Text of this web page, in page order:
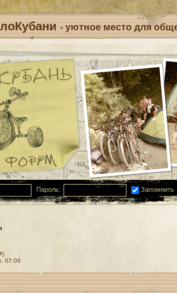
- уютное место для
Пароль: Запомнить
)
07:06